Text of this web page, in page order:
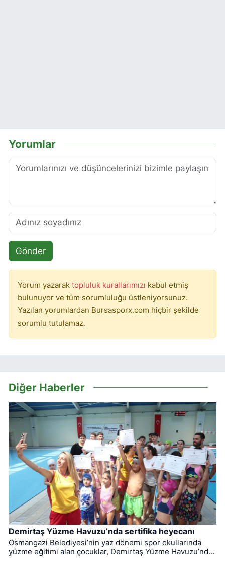
Yorumlar
Gönder
Yorum yazarak topluluk kurallarımızı kabul etmiş
bulunuyor ve tüm sorumluluğu üstleniyorsunuz.
Yazılan yorumlardan Bursasporx.com hiçbir şekilde
sorumlu tutulamaz.
Diğer Haberler
Demirtaş Yüzme Havuzu’nda sertifika heyecanı
Osmangazi Belediyesi’nin yaz dönemi spor okullarında
yüzme eğitimi alan çocuklar, Demirtaş Yüzme Havuzu’nda